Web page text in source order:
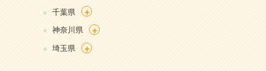
千葉県 +
神奈川県 +
埼玉県 +